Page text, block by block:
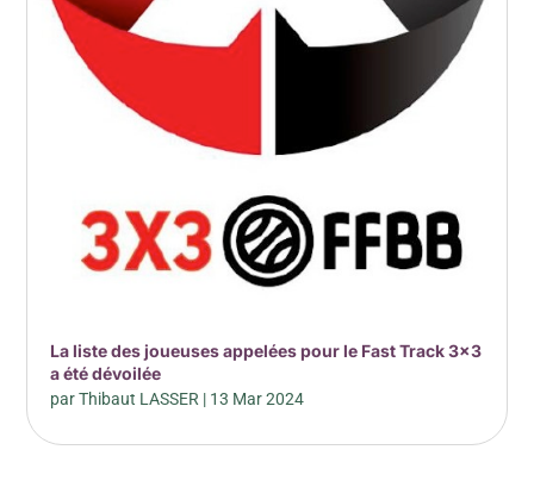
La liste des joueuses appelées pour le Fast Track 3×3
a été dévoilée
parThibaut LASSER | 13 Mar 2024